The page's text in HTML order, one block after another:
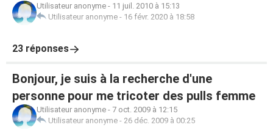
Utilisateur anonyme - 11 juil. 2010 à 15:13
Utilisateur anonyme - 16 févr. 2020 à 18:58
23 réponses
Bonjour, je suis à la recherche d'une
personne pour me tricoter des pulls femme
Utilisateur anonyme - 7 oct. 2009 à 12:15
Utilisateur anonyme - 26 déc. 2009 à 00:25